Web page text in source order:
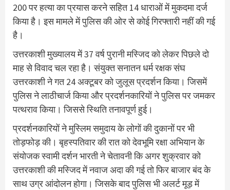
200 पर हत्या का प्रयास करने सहित 14 धाराओं में मुकदमा दर्ज
किया है। इस मामले में पुलिस की ओर से कोई गिरफ्तारी नहीं की गई
है।
उत्तरकाशी मुख्यालय में 37 वर्ष पुरानी मस्जिद को लेकर पिछले दो
माह से विवाद चल रहा है। संयुक्त सनातन धर्म रक्षक संघ
उत्तरकाशी ने गत 24 अक्टूबर को जुलूस प्रदर्शन किया। जिसमें
पुलिस ने लाठीचार्ज किया और प्रदर्शनकारियों ने पुलिस पर जमकर
पत्थराव किया। जिससे स्थिति तनावपूर्ण हुई।
प्रदर्शनकारियों ने मुस्लिम समुदाय के लोगों की दुकानों पर भी
तोड़फोड़ की। बृहस्पतिवार की रात को देवभूमि रक्षा अभियान के
संयोजक स्वामी दर्शन भारती ने चेतावनी कि अगर शुक्रवार को
उत्तरकाशी की मस्जिद में नवाज अदा की गई तो फिर बाजार बंद के
साथ उग्र आंदोलन होगा। जिसके बाद पुलिस भी अलर्ट मूड़ में